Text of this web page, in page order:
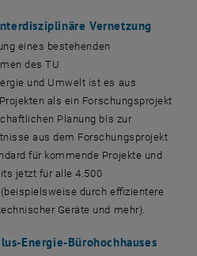
Vernetzung
eines bestehenden
des TU
und Umwelt ist es aus
als ein Forschungsprojekt
Planung bis zur
aus dem Forschungsprojekt
für kommende Projekte und
jetzt für alle 4.500
durch effizientere
Geräte und mehr).
Energie-Bürohochhauses